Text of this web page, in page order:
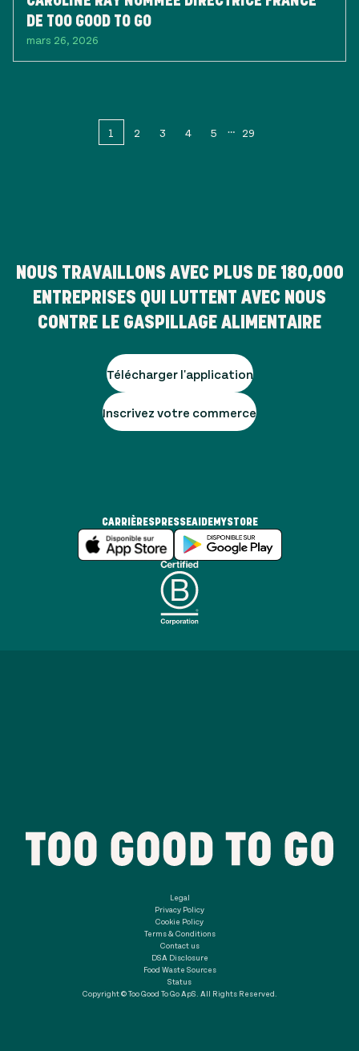
DE TOO GOOD TO GO
mars 26, 2026
1 2 3 4 5 29
NOUS TRAVAILLONS AVEC PLUS DE 180,000
ENTREPRISES QUI LUTTENT AVEC NOUS
CONTRE LE GASPILLAGE ALIMENTAIRE
Télécharger l'application
Inscrivez votre commerce
CARRIÈRESPRESSEAIDEMYSTORE
Legal
Privacy Policy
Cookie Policy
Terms & Conditions
Contact us
DSA Disclosure
Food Waste Sources
Status
Copyright © Too Good To Go ApS. All Rights Reserved.